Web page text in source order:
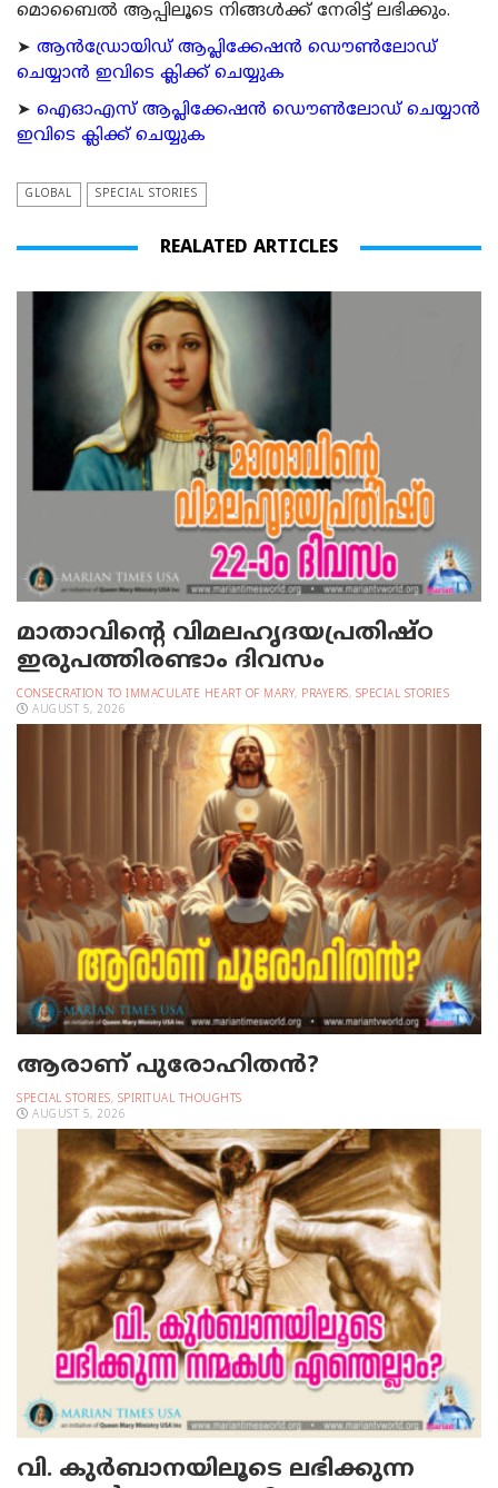
മൊബൈല്‍ ആപ്പിലൂടെ നിങ്ങള്‍ക്ക് നേരിട്ട് ലഭിക്കും.
➤ ആന്‍ഡ്രോയിഡ് ആപ്ലിക്കേഷന്‍ ഡൌണ്‍ലോഡ്
ചെയ്യാന്‍ ഇവിടെ ക്ലിക്ക് ചെയ്യുക
➤ ഐഓഎസ് ആപ്ലിക്കേഷന്‍ ഡൌണ്‍ലോഡ് ചെയ്യാന്‍
ഇവിടെ ക്ലിക്ക് ചെയ്യുക
GLOBAL SPECIAL STORIES
REALATED ARTICLES
മാതാവിന്റെ വിമലഹൃദയപ്രതിഷ്ഠ
ഇരുപത്തിരണ്ടാം ദിവസം
CONSECRATION TO IMMACULATE HEART OF MARY, PRAYERS, SPECIAL STORIES
AUGUST 5, 2026
ആരാണ് പുരോഹിതൻ?
SPECIAL STORIES, SPIRITUAL THOUGHTS
AUGUST 5, 2026
വി. കുര്‍ബാനയിലൂടെ ലഭിക്കുന്ന